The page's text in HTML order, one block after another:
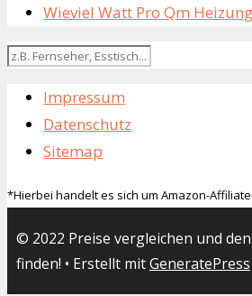
Wieviel Watt Pro Qm Heizung
Impressum
Datenschutz
Sitemap
*Hierbei handelt es sich um Amazon-
© 2022 Preise vergleichen und
finden! • Erstellt mitGeneratePress